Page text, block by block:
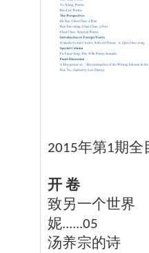
2015年第1期全
开 卷
致另一个世界
妮......05
汤养宗的诗